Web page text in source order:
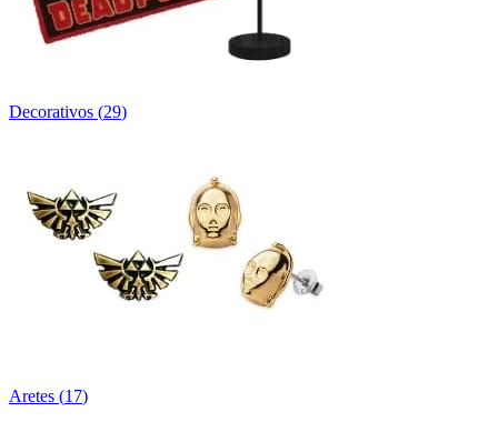
Decorativos (29)
Aretes (17)